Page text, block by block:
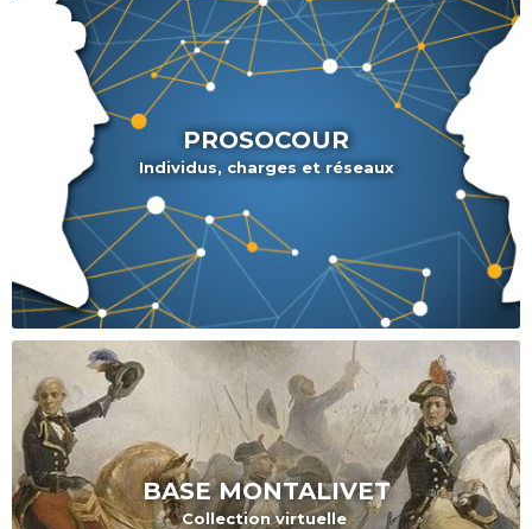
PROSOCOUR
Individus, charges et réseaux
BASEMONTALIVET
Collection virtuelle